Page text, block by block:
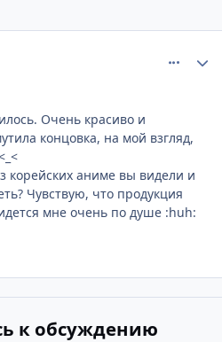
Очень красиво и
концовка, на мой взгляд,
корейских аниме вы видели и
Чувствую, что продукция
мне очень по душе :huh:
к обсуждению